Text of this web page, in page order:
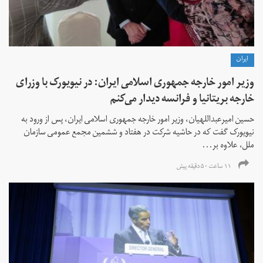
ايران
وزیر امور خارجه جمهوری اسلامی ایران: در نیویورک با وزرای
خارجه بریتانیا و فرانسه دیدار می‌کنم
حسین امیرعبداللهیان، وزیر امور خارجه جمهوری اسلامی ایران، پس از ورود به
نیویورک گفت که در حاشیه شرکت در هفتاد و ششمین مجمع عمومی سازمان
ملل، علاوه بر...
۱۱ ساعت ۵۰ دقیقه پیش